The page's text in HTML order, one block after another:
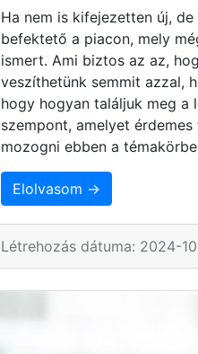
Ha nem is kifejezetten új,
befektető a piacon, mely
ismert. Ami biztos az az,
veszíthetünk semmit azzal,
hogy hogyan találjuk meg a
szempont, amelyet
mozogni ebben a
Elolvasom →
Létrehozás dátuma: 2024-